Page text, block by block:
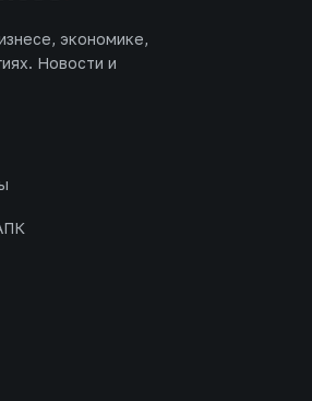
экономике,
Новости и